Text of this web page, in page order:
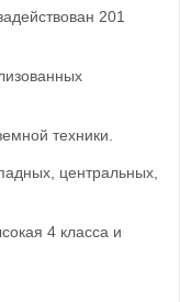
201
техники.
центральных,
4 класса и